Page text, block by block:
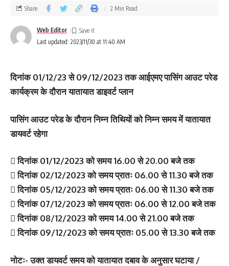
Last updated: 2023/11/30 at 11:40 AM
Web Editor
Share 2 Min Read
दिनांक 01/12/23 से 09/12/2023 तक आईएमए पासिंग आउट परेड
कार्यक्रम के दौरान यातायात डाइवर्ट प्लान
पासिंग आउट परेड के दौरान निम्न तिथियों को निम्न समय में यातायात
डायवर्ट रहेगा
 दिनांक 01/12/2023 को समय 16.00 से 20.00 बजे तक
 दिनांक 02/12/2023 को समय प्रातः 06.00 से 11.30 बजे तक
 दिनांक 05/12/2023 को समय प्रातः 06.00 से 11.30 बजे तक
 दिनांक 07/12/2023 को समय प्रातः 06.00 से 12.00 बजे तक
 दिनांक 08/12/2023 को समय 14.00 से 21.00 बजे तक
 दिनांक 09/12/2023 को समय प्रातः 05.00 से 13.30 बजे तक
नोटः- उक्त डायवर्ट समय को यातायात दबाव के अनुसार घटाया /